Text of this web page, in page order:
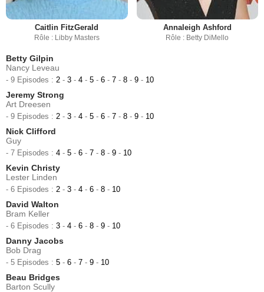
Caitlin FitzGerald
Rôle : Libby Masters
Annaleigh Ashford
Rôle : Betty DiMello
Betty Gilpin
Nancy Leveau
- 9 Episodes : 2 - 3 - 4 - 5 - 6 - 7 - 8 - 9 - 10
Jeremy Strong
Art Dreesen
- 9 Episodes : 2 - 3 - 4 - 5 - 6 - 7 - 8 - 9 - 10
Nick Clifford
Guy
- 7 Episodes : 4 - 5 - 6 - 7 - 8 - 9 - 10
Kevin Christy
Lester Linden
- 6 Episodes : 2 - 3 - 4 - 6 - 8 - 10
David Walton
Bram Keller
- 6 Episodes : 3 - 4 - 6 - 8 - 9 - 10
Danny Jacobs
Bob Drag
- 5 Episodes : 5 - 6 - 7 - 9 - 10
Beau Bridges
Barton Scully